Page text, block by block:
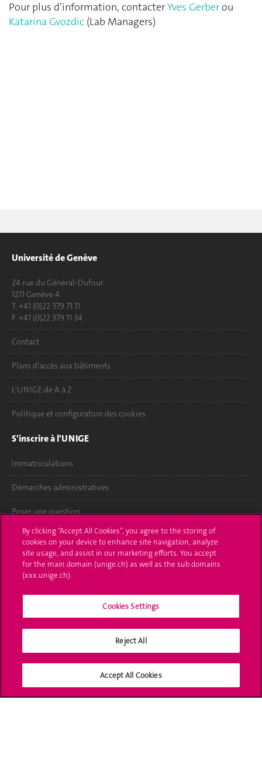
Pour plus d’information, contacterYves Gerberou
Katarina Gvozdic (Lab Managers)
Université de Genève
24 rue du Général-Dufour
1211 Genève 4
T. +41 (0)22 379 71 11
F. +41 (0)22 379 11 34
Contact
Plans d'accès aux bâtiments
L'UNIGE de A à Z
Politique et configuration des cookies
S'inscrire à l'UNIGE
Immatriculations
Démarches administratives
Poser une question
L'UNIGE vous informe
UNIGE Mobile
Bibliothèque
Médias sociaux UNIGE
By clicking “Accept All Cookies”, you agree to the storing of
cookies on your device to enhance site navigation, analyze
site usage, and assist in our marketing efforts. You accept
for the main domain (unige.ch) as well as the sub domains
(xxx.unige.ch).
Cookies Settings
Reject All
Accept All Cookies